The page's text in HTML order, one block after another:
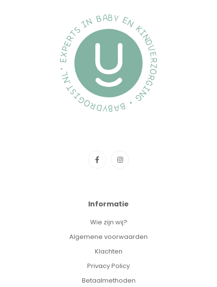
Informatie
Wie zijn wij?
Algemene voorwaarden
Klachten
Privacy Policy
Betaalmethoden